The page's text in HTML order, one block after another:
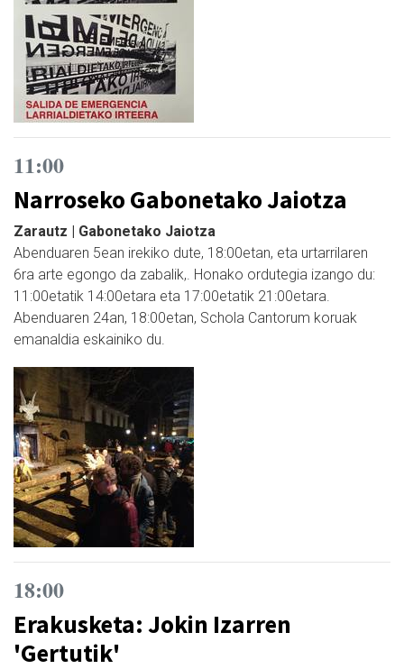
11:00
Narroseko Gabonetako Jaiotza
Zarautz | Gabonetako Jaiotza
Abenduaren 5ean irekiko dute, 18:00etan, eta urtarrilaren
6ra arte egongo da zabalik,. Honako ordutegia izango du:
11:00etatik 14:00etara eta 17:00etatik 21:00etara.
Abenduaren 24an, 18:00etan, Schola Cantorum koruak
emanaldia eskainiko du.
18:00
Erakusketa: Jokin Izarren
'Gertutik'